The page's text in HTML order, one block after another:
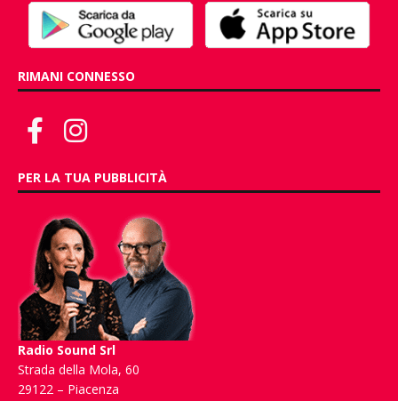
RIMANI CONNESSO
PER LA TUA PUBBLICITÀ
Radio Sound Srl
Strada della Mola, 60
29122 – Piacenza